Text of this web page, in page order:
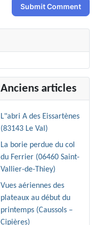
Submit Comment
Anciens articles
L"abri A des Eissartènes
(83143 Le Val)
La borie perdue du col
du Ferrier (06460 Saint-
Vallier-de-Thiey)
Vues aériennes des
plateaux au début du
printemps (Caussols –
Cipières)